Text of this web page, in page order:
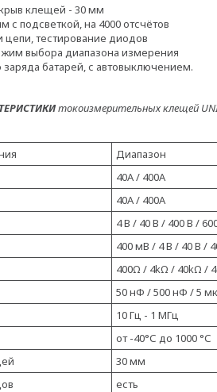
клещей - 30 мм
с подсветкой, на 4000 отсчётов
цепи, тестирование диодов
выбора диапазона измерения
заряда батарей, с автовыключением.
токоизмерительных клещей
Диапазон
40А / 400А
40А / 400А
4 В / 40 В / 400 В /
400 мВ / 4 В / 40 В /
400Ω / 4kΩ / 40kΩ /
50 нФ / 500 нФ / 5
10 Гц - 1 МГц
от -40°С до 1000 °С
30 мм
есть